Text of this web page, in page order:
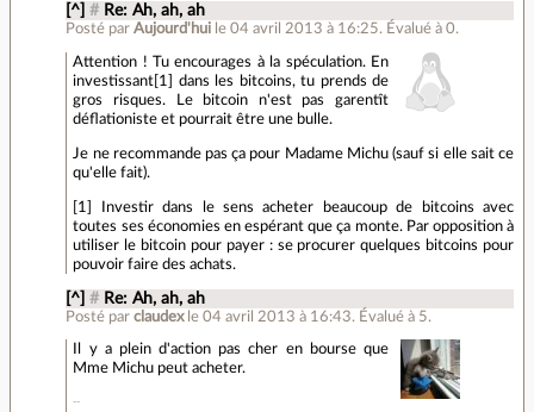
[^] # Re: Ah, ah, ah
Posté parAujourd'hui le 04 avril 2013 à 16:25. Évalué à0.
Attention ! Tu encourages à la spéculation. En
investissant[1] dans les bitcoins, tu prends de
gros risques. Le bitcoin n'est pas garentît
déflationiste et pourrait être une bulle.
Je ne recommande pas ça pour Madame Michu (sauf si elle sait ce
qu'elle fait).
[1] Investir dans le sens acheter beaucoup de bitcoins avec
toutes ses économies en espérant que ça monte. Par opposition à
utiliser le bitcoin pour payer : se procurer quelques bitcoins pour
pouvoir faire des achats.
[^] # Re: Ah, ah, ah
Posté parclaudex le 04 avril 2013 à 16:43. Évalué à 5.
Il y a plein d'action pas cher en bourse que
Mme Michu peut acheter.